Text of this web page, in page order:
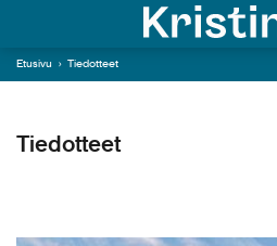
Kristinan
Tervetuloa
Kristinan
blogiteksteissä niin
Etusivu › Tiedotteet
Tiedotteet